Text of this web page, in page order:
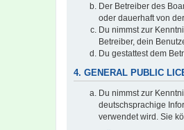
Der Betreiber des
oder dauerhaft von
Du nimmst zur
Betreiber, dein
Du gestattest dem
4. GENERAL PUBLIC
Du nimmst zur
deutschsprachige
verwendet wird. Sie